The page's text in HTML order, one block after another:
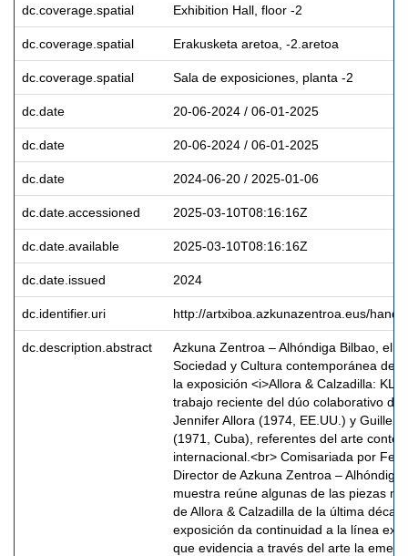
dc.coverage.spatial Exhibition Hall, floor -2
dc.coverage.spatial Erakusketa aretoa, -2.aretoa
dc.coverage.spatial Sala de exposiciones, planta -2
dc.date 20-06-2024 / 06-01-2025
dc.date 20-06-2024 / 06-01-2025
dc.date 2024-06-20 / 2025-01-06
dc.date.accessioned 2025-03-10T08:16:16Z
dc.date.available 2025-03-10T08:16:16Z
dc.date.issued 2024
dc.identifier.uri http://artxiboa.azkunazentroa.eus/
dc.description.abstract
Azkuna Zentroa – Alhóndiga Bilbao, el
Sociedad y Cultura contemporánea de
la exposición <i>Allora & Calzadilla:
trabajo reciente del dúo colaborativo de
Jennifer Allora (1974, EE.UU.) y
(1971, Cuba), referentes del arte
internacional.<br> Comisariada por
Director de Azkuna Zentroa – Alhóndiga
muestra reúne algunas de las piezas
de Allora & Calzadilla de la última
exposición da continuidad a la línea
que evidencia a través del arte la